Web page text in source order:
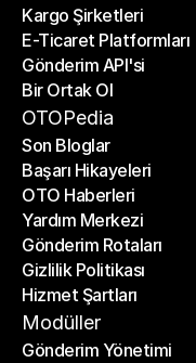
Kargo Şirketleri
Kargo Şirketleri
E-Ticaret Platformları
E-Ticaret Platformları
Gönderim API'si
Gönderim API'si
Bir Ortak Ol
Bir Ortak Ol
OTOPedia
Son Bloglar
Son Bloglar
Başarı Hikayeleri
Başarı Hikayeleri
OTO Haberleri
OTO Haberleri
Yardım Merkezi
Yardım Merkezi
Gönderim Rotaları
Gönderim Rotaları
Gizlilik Politikası
Gizlilik Politikası
Hizmet Şartları
Hizmet Şartları
Modüller
Gönderim Yönetimi